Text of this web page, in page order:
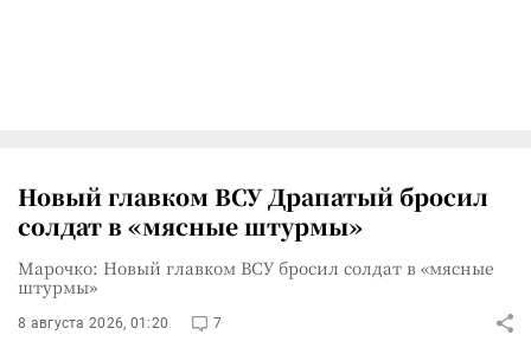
Новый главком ВСУ Драпатый бросил
солдат в «мясные штурмы»
Марочко: Новый главком ВСУ бросил солдат в «мясные
штурмы»
8 августа 2026, 01:20 7